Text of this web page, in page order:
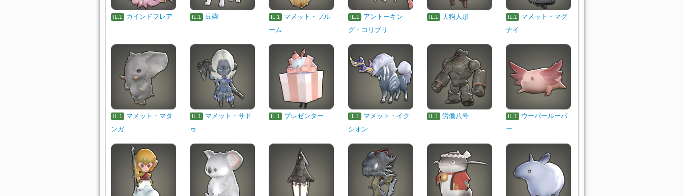
IL.1 カインドフレア IL.1 豆柴 IL.1
マメット・ブル
ーム
IL.1
アントーキン
グ・コリブリ
IL.1 天狗人形 IL.1
マメット・マグ
ナイ
IL.1
マメット・マタ
ンガ
IL.1
マメット・サド
ゥ
IL.1 プレゼンター IL.1
マメット・イク
シオン
IL.1 労働八号 IL.1
ウーパールーパ
ー